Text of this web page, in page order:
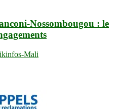
Nossombougou : le
Mali